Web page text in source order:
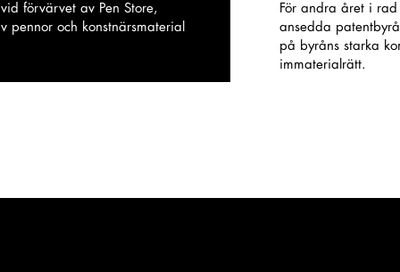
förvärvet av Pen Store,
pennor och konstnärsmaterial
För andra året i
ansedda
på byråns starka
immaterialrätt.